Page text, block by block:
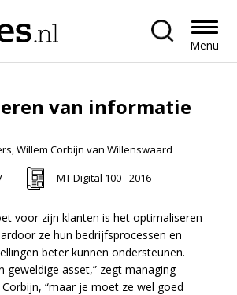
Menu
van informatie
Willem Corbijn van Willenswaard
MT Digital 100 - 2016
voor zijn klanten is het optimaliseren
ze hun bedrijfsprocessen en
beter kunnen ondersteunen.
geweldige asset,” zegt managing
“maar je moet ze wel goed